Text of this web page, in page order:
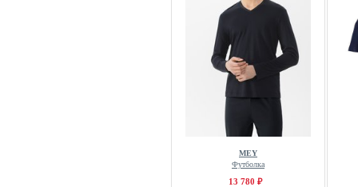
MEY
Футболка
13 780 ₽